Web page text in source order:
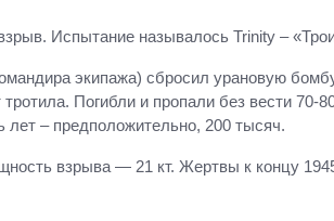
Испытание называлось Trinity –
экипажа) сбросил урановую
Погибли и пропали без вести 70-
лет – предположительно, 200 тысяч.
взрыва — 21 кт. Жертвы к концу